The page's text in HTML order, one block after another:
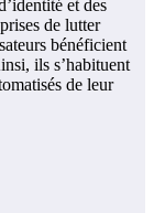
et des
de lutter
bénéficient
ils s’habituent
de leur